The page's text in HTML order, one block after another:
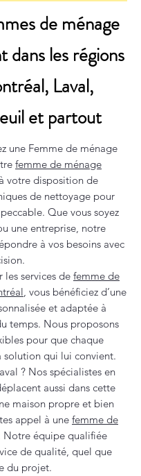
de ménage
dans les régions
Laval,
et partout
une Femme de ménage
femme de ménage
votre disposition de
de nettoyage pour
Que vous soyez
une entreprise, notre
à vos besoins avec
services de femme de
, vous bénéficiez d’une
et adaptée à
temps. Nous proposons
pour que chaque
solution qui lui convient.
? Nos spécialistes en
aussi dans cette
maison propre et bien
appel à une femme de
Notre équipe qualifiée
de qualité, quel que
du projet.